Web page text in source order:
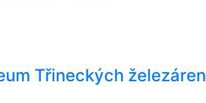
Třineckých železáren